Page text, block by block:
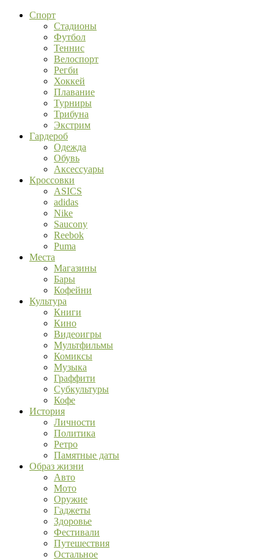
Спорт
Стадионы
Футбол
Теннис
Велоспорт
Регби
Хоккей
Плавание
Турниры
Трибуна
Экстрим
Гардероб
Одежда
Обувь
Аксессуары
Кроссовки
ASICS
adidas
Nike
Saucony
Reebok
Puma
Места
Магазины
Бары
Кофейни
Культура
Книги
Кино
Видеоигры
Мультфильмы
Комиксы
Музыка
Граффити
Субкультуры
Кофе
История
Личности
Политика
Ретро
Памятные даты
Образ жизни
Авто
Мото
Оружие
Гаджеты
Здоровье
Фестивали
Путешествия
Остальное